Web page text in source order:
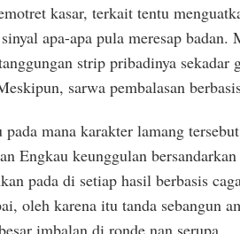
kasar, terkait tentu
apa-apa pula meresap
strip pribadinya sekadar
sarwa pembalasan
pada mana karakter lamang
Engkau keunggulan
pada di setiap hasil berbasis
oleh karena itu tanda sebangun
imbalan di ronde nan serupa.